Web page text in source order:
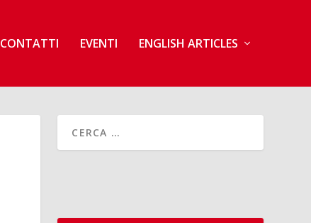
CONTATTI EVENTI ENGLISH ARTICLES